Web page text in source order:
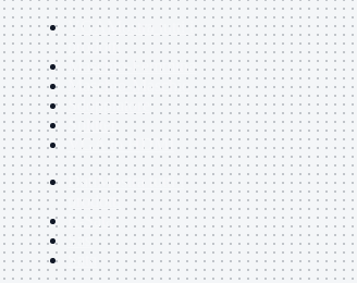
VGA Mostra tutti i
prodotti
Maschio-Femmina
Maschio-Maschio
Sdoppiatore
Splitter
VGA to HDMI
Dati Mostra tutti i
prodotti
E-Sata
Sas
Sata